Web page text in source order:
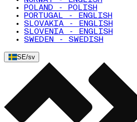
POLAND - POLISH
PORTUGAL - ENGLISH
SLOVAKIA - ENGLISH
SLOVENIA - ENGLISH
SWEDEN - SWEDISH
SE/sv